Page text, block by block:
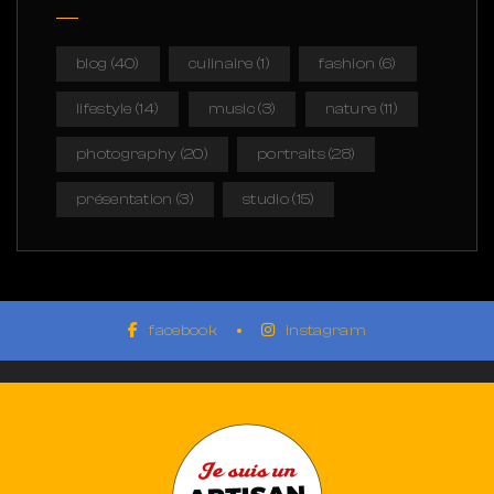
blog (40) culinaire (1) fashion (6)
lifestyle (14) music(3) nature (11)
photography (20) portraits(28)
présentation (3) studio(15)
facebook instagram